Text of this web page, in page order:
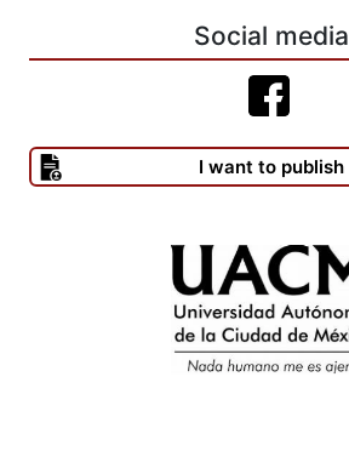
Social media
I want to publish